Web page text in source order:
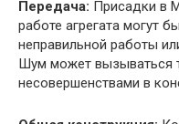
Передача: Присадки в
работе агрегата могут
неправильной работы
Шум может вызываться
несовершенствами в